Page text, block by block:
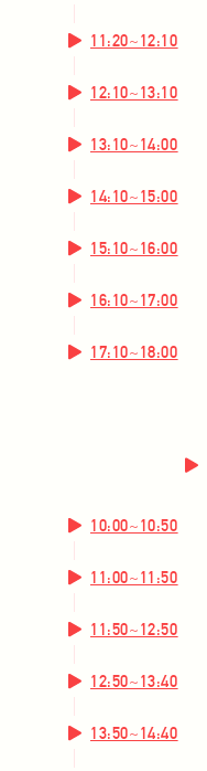
11:20~12:10
12:10~13:10
13:10~14:00
14:10~15:00
15:10~16:00
16:10~17:00
17:10~18:00
10:00~10:50
11:00~11:50
11:50~12:50
12:50~13:40
13:50~14:40